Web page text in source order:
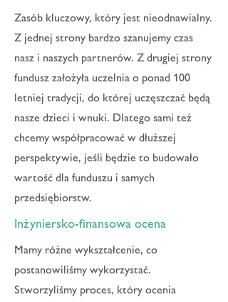
Zasób kluczowy, który jest nieodnawialny.
Z jednej strony bardzo szanujemy czas
nasz i naszych partnerów. Z drugiej strony
fundusz założyła uczelnia o ponad 100
letniej tradycji, do której uczęszczać będą
nasze dzieci i wnuki. Dlatego sami też
chcemy współpracować w dłuższej
perspektywie, jeśli będzie to budowało
wartość dla funduszu i samych
przedsiębiorstw.
Inżyniersko-finansowa ocena
Mamy różne wykształcenie, co
postanowiliśmy wykorzystać.
Stworzyliśmy proces, który ocenia